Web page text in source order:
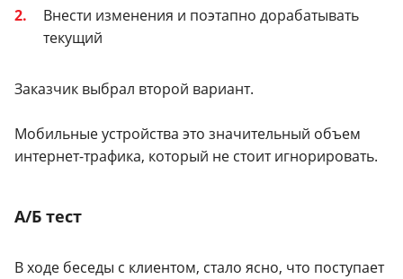
Внести изменения и поэтапно дорабатывать
текущий
Заказчик выбрал второй вариант.
Мобильные устройства это значительный объем
интернет-трафика, который не стоит игнорировать.
А/Б тест
В ходе беседы с клиентом, стало ясно, что поступает